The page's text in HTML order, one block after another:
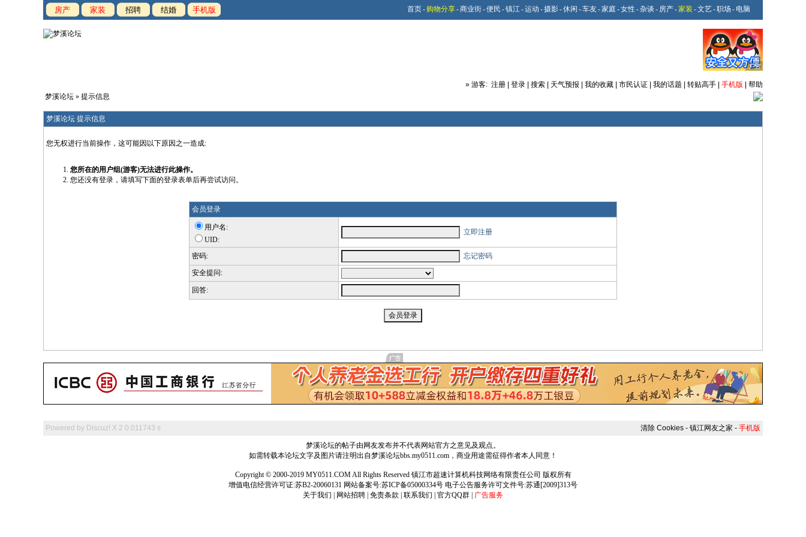
房产 家装 招聘 结婚 手机版 首页- 购物分享-商业街-便民 -镇江-运动 -摄影-休闲 -车友-家庭 -女性 -杂谈 - 房产-家装 -文艺-职场 - 电脑
» 游客: 注册 登录 搜索 天气预报 我的收藏 市民认证 我的话题 转贴高手 手机版
帮助
梦溪论坛 » 提示信息
梦溪论坛 提示信息
您无权进行当前操作，这可能因以下原因之一造成:
您所在的用户组(游客)无法进行此操作。
您还没有登录，请填写下面的登录表单后再尝试访问。
会员登录
用户名:
UID:
立即注册
密码:
忘记密码
安全提问:
回答:
Powered by Discuz! X 2 0.011743 s 清除 Cookies - 镇江网友之家 - 手机版
梦溪论坛的帖子由网友发布并不代表网站官方之意见及观点。
如需转载本论坛文字及图片请注明出自梦溪论坛bbs.my0511.com，商业用途需征得作者本人同意！
Copyright © 2000-2019 MY0511.COM All Rights Reserved 镇江市超速计算机科技网络有限责任公司 版权所有
增值电信经营许可证:苏B2-20060131 网站备案号:苏ICP备05000334号 电子公告服务许可文件号:苏通[2009]313号
关于我们
网站招聘 免责条款 联系我们 官方QQ群 广告服务